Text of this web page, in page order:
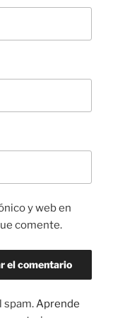
y web en
comente.
spam.Aprende